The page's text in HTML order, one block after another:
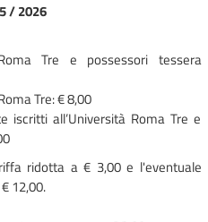
/ 2026
Tre e possessori tessera
Tre: € 8,00
iscritti all’Università Roma Tre e
ridotta a € 3,00 e l'eventuale
12,00.